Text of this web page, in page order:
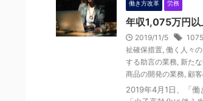
働き方改革 労務
年収1,075万円以
2019/11/5
祉確保措置, 働く人々
する助言の業務, 新た
商品の開発の業務, 顧
2019年4月1日、「